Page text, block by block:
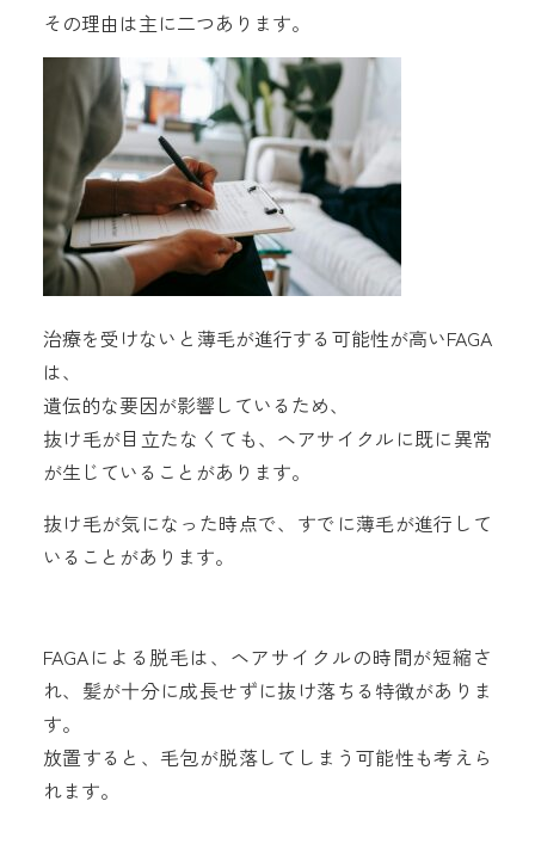
その理由は主に二つあります。
治療を受けないと薄毛が進行する可能性が高いFAGA
は、
遺伝的な要因が影響しているため、
抜け毛が目立たなくても、ヘアサイクルに既に異常
が生じていることがあります。
抜け毛が気になった時点で、すでに薄毛が進行して
いることがあります。
FAGAによる脱毛は、ヘアサイクルの時間が短縮さ
れ、髪が十分に成長せずに抜け落ちる特徴がありま
す。
放置すると、毛包が脱落してしまう可能性も考えら
れます。